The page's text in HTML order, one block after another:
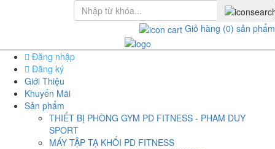
Giỏ hàng (0) sản phẩm
Đăng nhập
Đăng ký
Giới Thiệu
Khuyến Mãi
Sản phẩm
THIẾT BỊ PHÒNG GYM PD FITNESS - PHAM DUY
SPORT
MÁY TẬP TẠ KHỐI PD FITNESS